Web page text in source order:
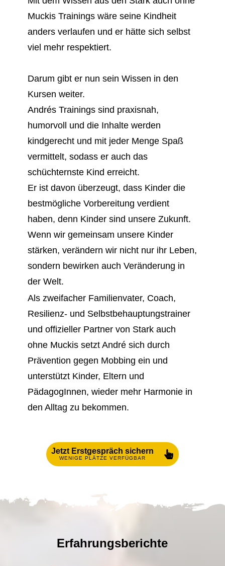
Muckis Trainings wäre seine Kindheit
anders verlaufen und er hätte sich selbst
viel mehr respektiert.
Darum gibt er nun sein Wissen in den
Kursen weiter.
Andrés Trainings sind praxisnah,
humorvoll und die Inhalte werden
kindgerecht und mit jeder Menge Spaß
vermittelt, sodass er auch das
schüchternste Kind erreicht.
Er ist davon überzeugt, dass Kinder die
bestmögliche Vorbereitung verdient
haben, denn Kinder sind unsere Zukunft.
Wenn wir gemeinsam unsere Kinder
stärken, verändern wir nicht nur ihr Leben,
sondern bewirken auch Veränderung in
der Welt.
Als zweifacher Familienvater, Coach,
Resilienz- und Selbstbehauptungstrainer
und offizieller Partner von Stark auch
ohne Muckis setzt André sich durch
Prävention gegen Mobbing ein und
unterstützt Kinder, Eltern und
PädagogInnen, wieder mehr Harmonie in
den Alltag zu bekommen.
Jetzt Erstgespräch sichern
WENIGE PLÄTZE VERFÜGBAR
Erfahrungsberichte